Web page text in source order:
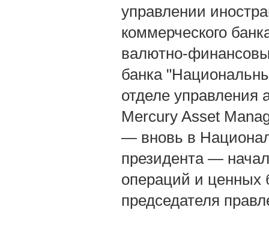
управлении
коммерческого
валютно-
банка
отделе управления
Mercury Asset
— вновь в
президента —
операций и ценных
председателя